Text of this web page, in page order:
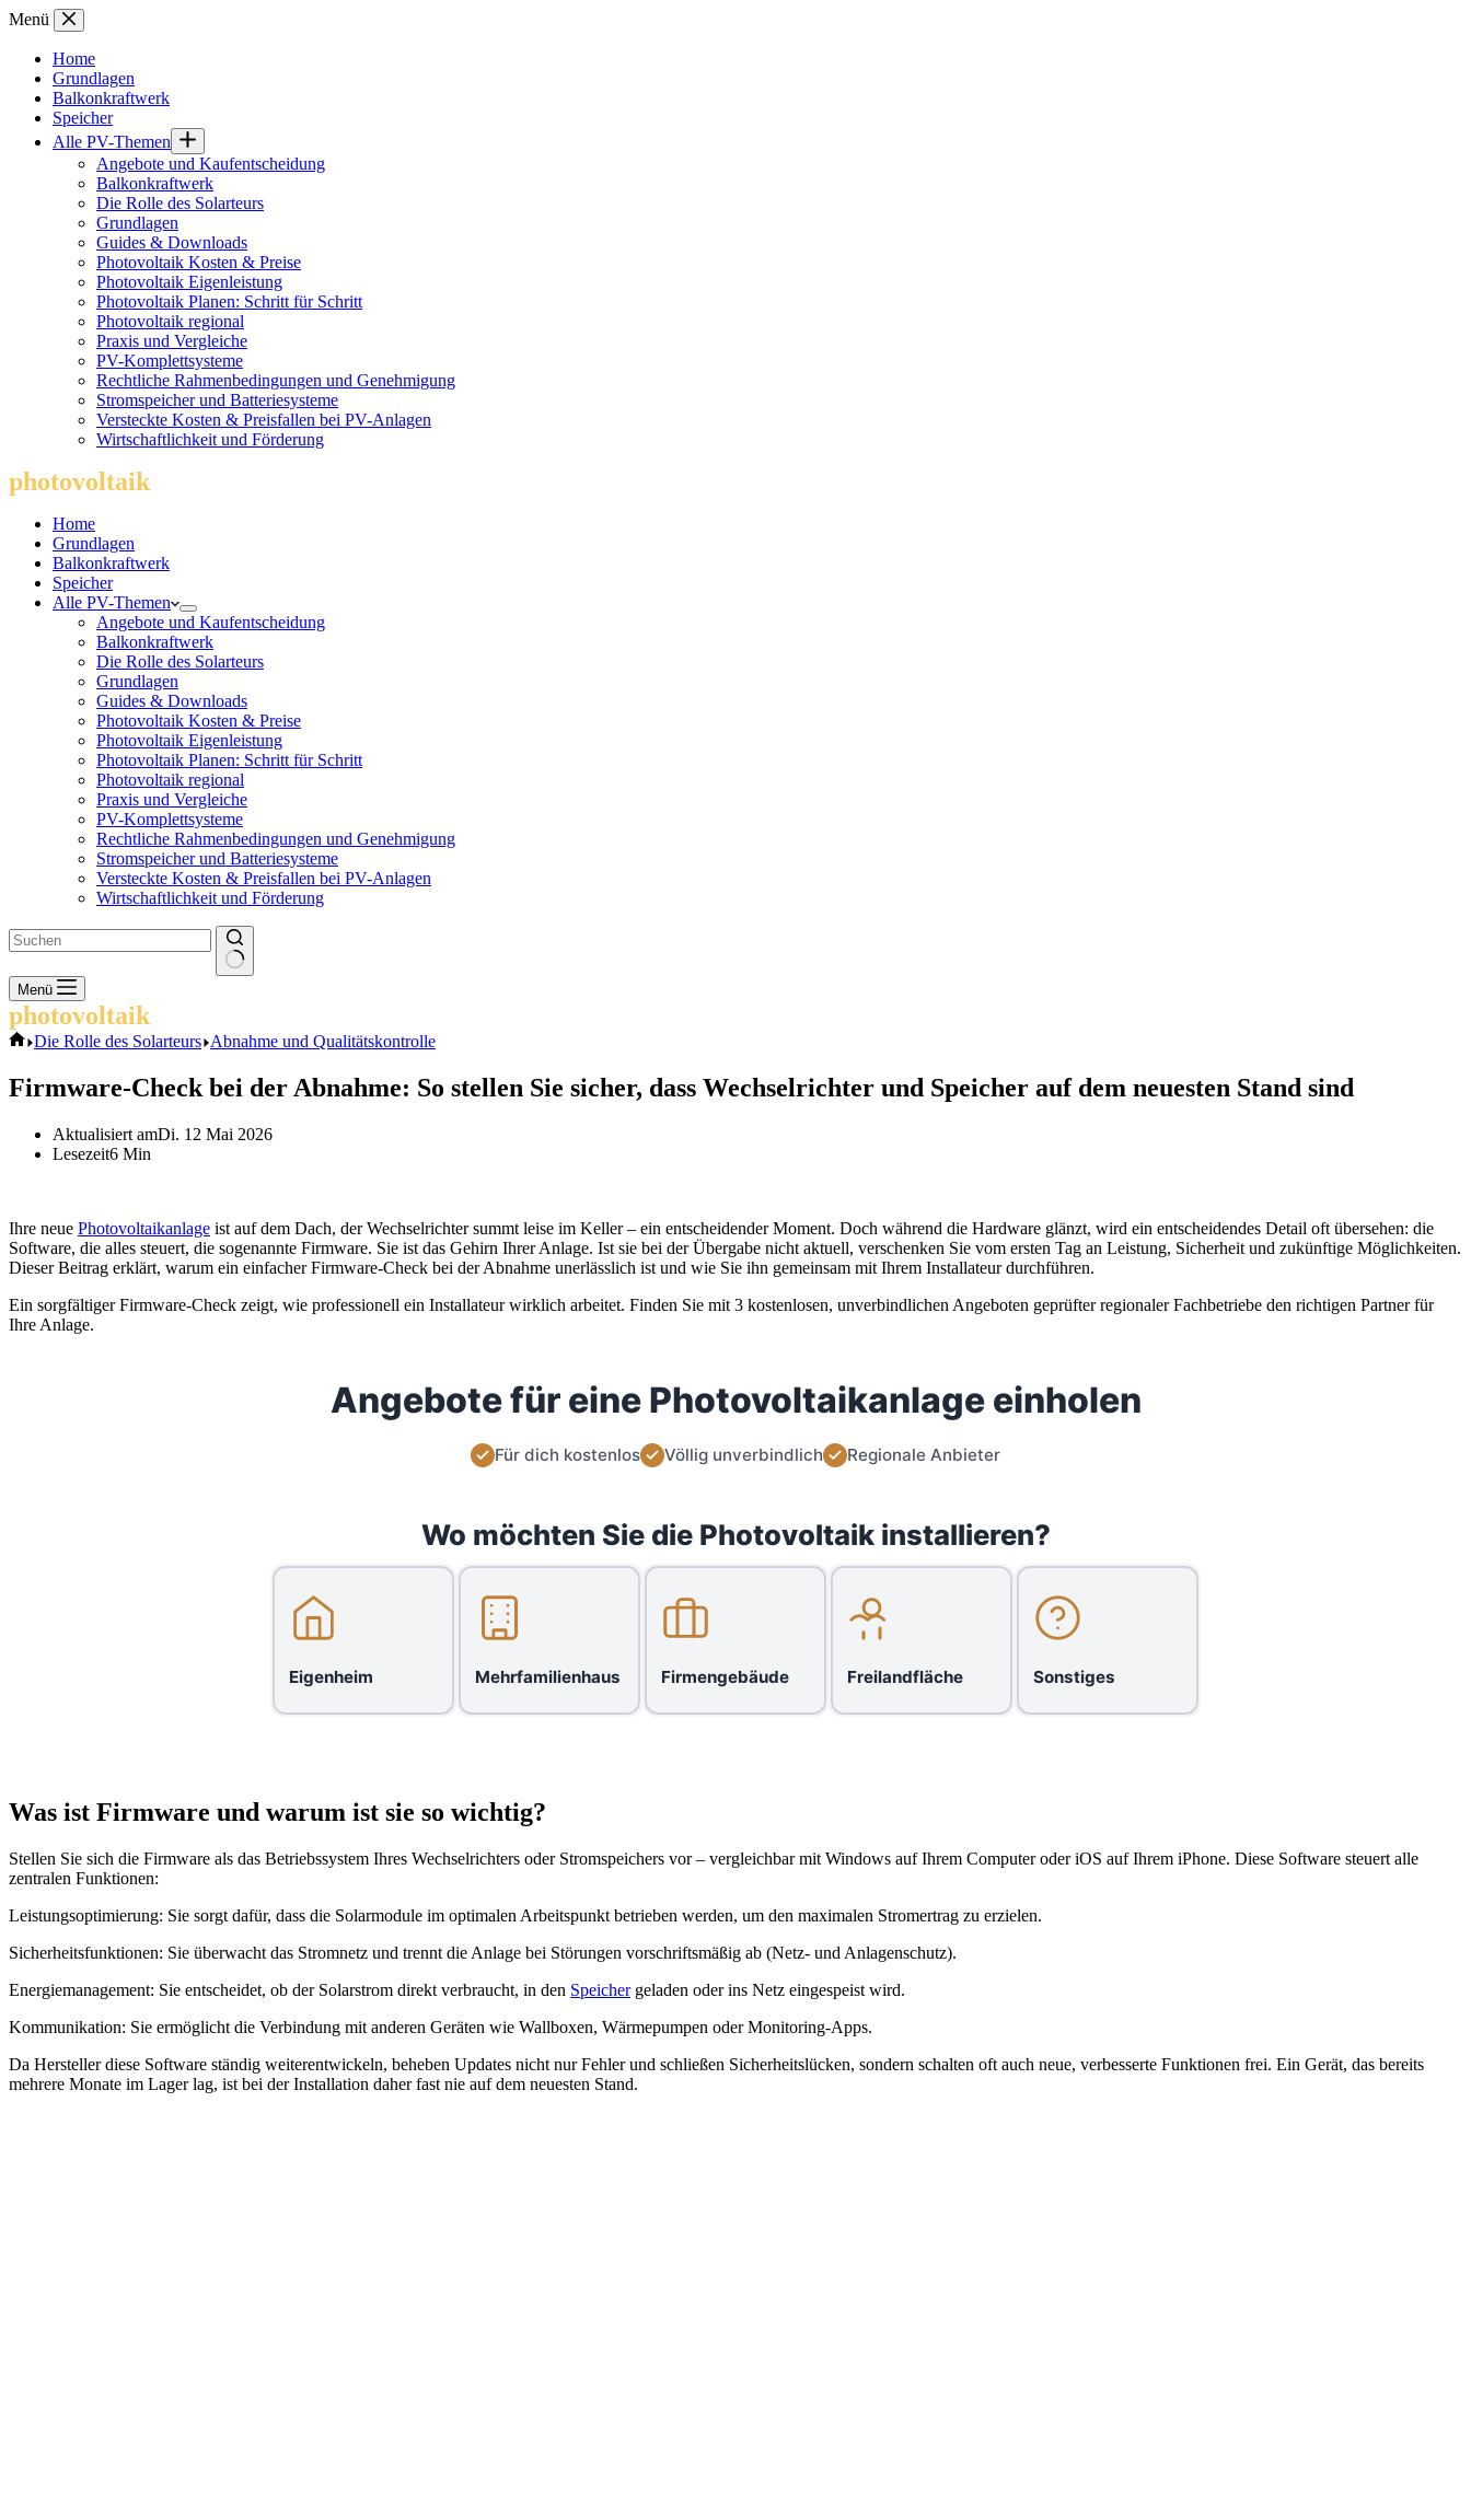
Zum
springen
Menü
Home
Grundlagen
Balkonkraftwerk
Speicher
Alle PV-Themen
Angebote und Kaufentscheidung
Balkonkraftwerk
Die Rolle des Solarteurs
Grundlagen
Guides & Downloads
Photovoltaik Kosten & Preise
Photovoltaik Eigenleistung
Photovoltaik Planen: Schritt für Schritt
Photovoltaik regional
Praxis und Vergleiche
PV-Komplettsysteme
Rechtliche Rahmenbedingungen und Genehmigung
Stromspeicher und Batteriesysteme
Versteckte Kosten & Preisfallen bei PV-Anlagen
Wirtschaftlichkeit und Förderung
photovoltaik
Home
Grundlagen
Balkonkraftwerk
Speicher
Alle PV-Themen
Angebote und Kaufentscheidung
Balkonkraftwerk
Die Rolle des Solarteurs
Grundlagen
Guides & Downloads
Photovoltaik Kosten & Preise
Photovoltaik Eigenleistung
Photovoltaik Planen: Schritt für Schritt
Photovoltaik regional
Praxis und Vergleiche
PV-Komplettsysteme
Rechtliche Rahmenbedingungen und Genehmigung
Stromspeicher und Batteriesysteme
Versteckte Kosten & Preisfallen bei PV-Anlagen
Wirtschaftlichkeit und Förderung
Keine
Ergebnisse
Menü
photovoltaik
Start
Die Rolle des Solarteurs Abnahme und Qualitätskontrolle
Firmware-Check bei der Abnahme: So stellen Sie sicher, dass Wechselrichter und Speicher auf dem neuesten Stand sind
Aktualisiert amDi. 12 Mai 2026
Lesezeit6 Min
Ihre neue Photovoltaikanlage ist auf dem Dach, der Wechselrichter summt leise im Keller – ein entscheidender Moment. Doch während die Hardware glänzt, wird ein entscheidendes Detail oft übersehen: die
Software, die alles steuert, die sogenannte Firmware. Sie ist das Gehirn Ihrer Anlage. Ist sie bei der Übergabe nicht aktuell, verschenken Sie vom ersten Tag an Leistung, Sicherheit und zukünftige Möglichkeiten.
Dieser Beitrag erklärt, warum ein einfacher Firmware-Check bei der Abnahme unerlässlich ist und wie Sie ihn gemeinsam mit Ihrem Installateur durchführen.
Ein sorgfältiger Firmware-Check zeigt, wie professionell ein Installateur wirklich arbeitet. Finden Sie mit 3 kostenlosen, unverbindlichen Angeboten geprüfter regionaler Fachbetriebe den richtigen Partner für
Ihre Anlage.
Angebote für eine Photovoltaikanlage einholen
Für dich kostenlos Völlig unverbindlich Regionale Anbieter
Wo möchten Sie die Photovoltaik installieren?
Eigenheim Mehrfamilienhaus Firmengebäude Freilandfläche Sonstiges
Was ist Firmware und warum ist sie so wichtig?
Stellen Sie sich die Firmware als das Betriebssystem Ihres Wechselrichters oder Stromspeichers vor – vergleichbar mit Windows auf Ihrem Computer oder iOS auf Ihrem iPhone. Diese Software steuert alle
zentralen Funktionen:
Leistungsoptimierung: Sie sorgt dafür, dass die Solarmodule im optimalen Arbeitspunkt betrieben werden, um den maximalen Stromertrag zu erzielen.
Sicherheitsfunktionen: Sie überwacht das Stromnetz und trennt die Anlage bei Störungen vorschriftsmäßig ab (Netz- und Anlagenschutz).
Energiemanagement: Sie entscheidet, ob der Solarstrom direkt verbraucht, in den Speichergeladen oder ins Netz eingespeist wird.
Kommunikation: Sie ermöglicht die Verbindung mit anderen Geräten wie Wallboxen, Wärmepumpen oder Monitoring-Apps.
Da Hersteller diese Software ständig weiterentwickeln, beheben Updates nicht nur Fehler und schließen Sicherheitslücken, sondern schalten oft auch neue, verbesserte Funktionen frei. Ein Gerät, das bereits
mehrere Monate im Lager lag, ist bei der Installation daher fast nie auf dem neuesten Stand.